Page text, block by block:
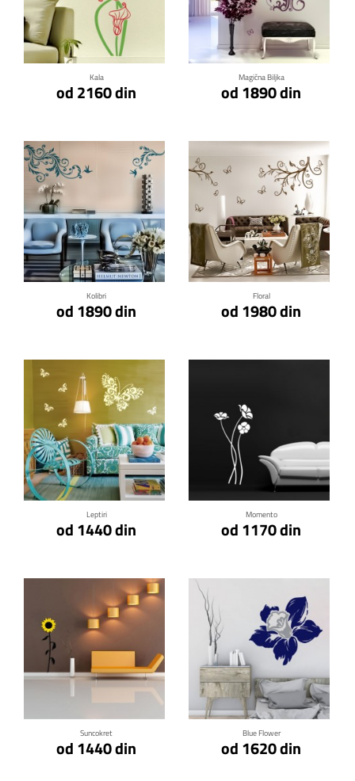
Kala
od 2160 din
Klikni za detalje
Magična Biljka
od 1890 din
Klikni za detalje
Kolibri
od 1890 din
Klikni za detalje
Floral
od 1980 din
Klikni za detalje
Leptiri
od 1440 din
Klikni za detalje
Momento
od 1170 din
Klikni za detalje
Suncokret
od 1440 din
Klikni za detalje
Blue Flower
od 1620 din
Klikni za detalje